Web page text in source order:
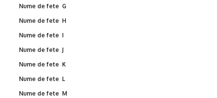
Nume de fete G
Nume de fete H
Nume de fete I
Nume de fete J
Nume de fete K
Nume de fete L
Nume de fete M